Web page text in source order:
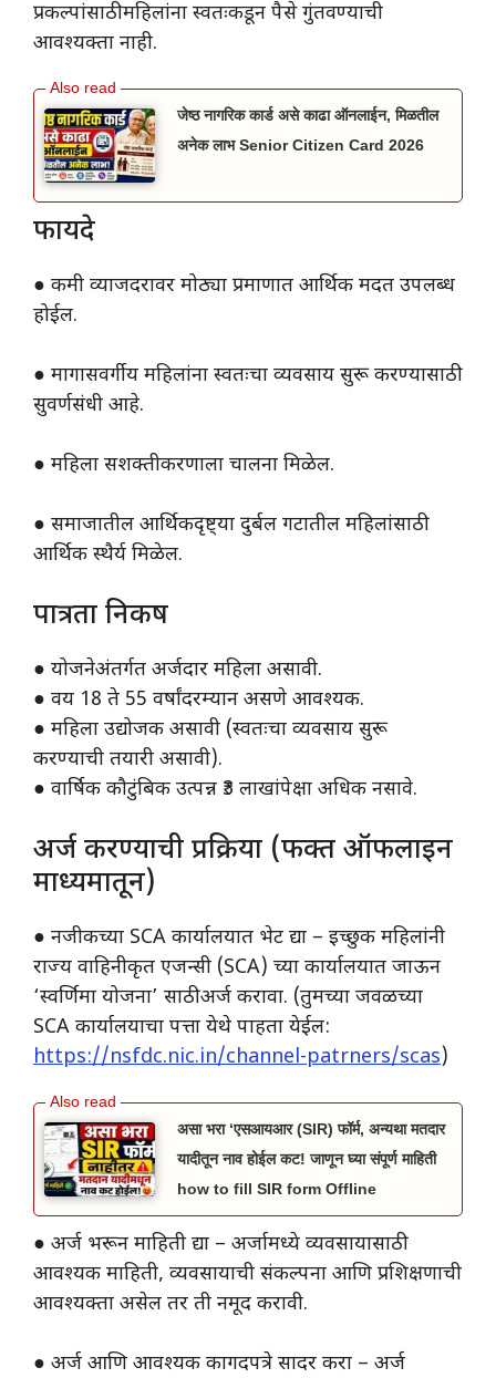
प्रकल्पांसाठी महिलांना स्वतःकडून पैसे गुंतवण्याची
आवश्यक्ता नाही.
जेष्ठ नागरिक कार्ड असे काढा ऑनलाईन, मिळतील
अनेक लाभ Senior Citizen Card 2026
फायदे
● कमी व्याजदरावर मोठ्या प्रमाणात आर्थिक मदत उपलब्ध
होईल.
● मागासवर्गीय महिलांना स्वतःचा व्यवसाय सुरू करण्यासाठी
सुवर्णसंधी आहे.
● महिला सशक्तीकरणाला चालना मिळेल.
● समाजातील आर्थिकदृष्ट्या दुर्बल गटातील महिलांसाठी
आर्थिक स्थैर्य मिळेल.
पात्रता निकष
● योजनेअंतर्गत अर्जदार महिला असावी.
● वय 18 ते 55 वर्षांदरम्यान असणे आवश्यक.
● महिला उद्योजक असावी (स्वतःचा व्यवसाय सुरू
करण्याची तयारी असावी).
● वार्षिक कौटुंबिक उत्पन्न ₹3 लाखांपेक्षा अधिक नसावे.
अर्ज करण्याची प्रक्रिया (फक्त ऑफलाइन
माध्यमातून)
● नजीकच्या SCA कार्यालयात भेट द्या – इच्छुक महिलांनी
राज्य वाहिनीकृत एजन्सी (SCA) च्या कार्यालयात जाऊन
‘स्वर्णिमा योजना’ साठी अर्ज करावा. (तुमच्या जवळच्या
SCA कार्यालयाचा पत्ता येथे पाहता येईल:
https://nsfdc.nic.in/channel-patrners/scas)
असा भरा ‘एसआयआर (SIR) फॉर्म, अन्यथा मतदार
यादीतून नाव होईल कट! जाणून घ्या संपूर्ण माहिती
how to fill SIR form Offline
● अर्ज भरून माहिती द्या – अर्जामध्ये व्यवसायासाठी
आवश्यक माहिती, व्यवसायाची संकल्पना आणि प्रशिक्षणाची
आवश्यक्ता असेल तर ती नमूद करावी.
● अर्ज आणि आवश्यक कागदपत्रे सादर करा – अर्ज